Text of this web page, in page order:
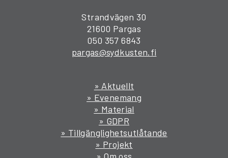
Strandvägen 30
21600 Pargas
050 357 6843
pargas@sydkusten.fi
» Aktuellt
» Evenemang
» Material
» GDPR
» Tillgänglighetsutlåtande
» Projekt